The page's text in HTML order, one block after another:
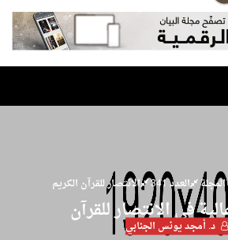
العدد 341 الانتصار للقرآن الكريم
في الانتصار للقرآن
د. أمجد يونس الجنابي